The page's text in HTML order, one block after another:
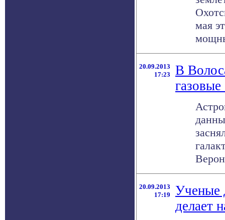
мая
20.09.2013
17:23
В
20.09.2013
17:19
Ученые
делает